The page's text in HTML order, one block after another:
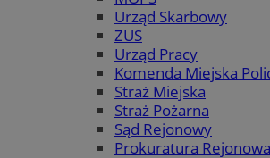
Urząd Skarbowy
ZUS
Urząd Pracy
Komenda Miejska
Straż Miejska
Straż Pożarna
Sąd Rejonowy
Prokuratura Rejonowa